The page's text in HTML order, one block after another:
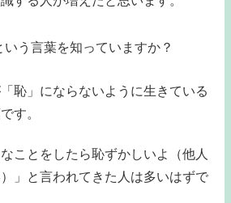
いう言葉を知っていますか？
恥」にならないように生きている
す。
ことをしたら恥ずかしいよ（他人
」と言われてきた人は多いはずで